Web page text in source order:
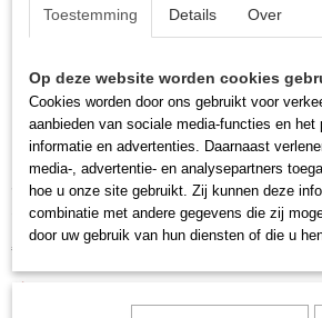
Siux Fenix Elite 6
Siux Fenix Elite 6 2026 De Siux Fenix
€ 269,95 € 199,00
✘
Toestemming Details Over
Op deze website worden cookies
Cookies worden door ons gebruikt voor
aanbieden van sociale media-functies en het
informatie en advertenties. Daarnaast
media-, advertentie- en analysepartners
hoe u onze site gebruikt. Zij kunnen deze
combinatie met andere gegevens die zij
door uw gebruik van hun diensten of die u